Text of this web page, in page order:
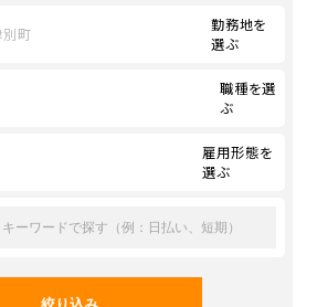
別町
勤務地を
選ぶ
職種を選
ぶ
雇用形態を
選ぶ